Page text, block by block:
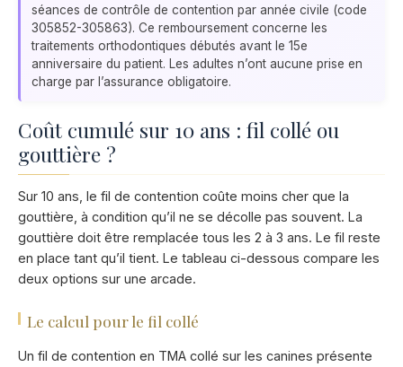
séances de contrôle de contention par année civile (code
305852-305863). Ce remboursement concerne les
traitements orthodontiques débutés avant le 15e
anniversaire du patient. Les adultes n’ont aucune prise en
charge par l’assurance obligatoire.
Coût cumulé sur 10 ans : fil collé ou
gouttière ?
Sur 10 ans, le fil de contention coûte moins cher que la
gouttière, à condition qu’il ne se décolle pas souvent. La
gouttière doit être remplacée tous les 2 à 3 ans. Le fil reste
en place tant qu’il tient. Le tableau ci-dessous compare les
deux options sur une arcade.
Le calcul pour le fil collé
Un fil de contention en TMA collé sur les canines présente